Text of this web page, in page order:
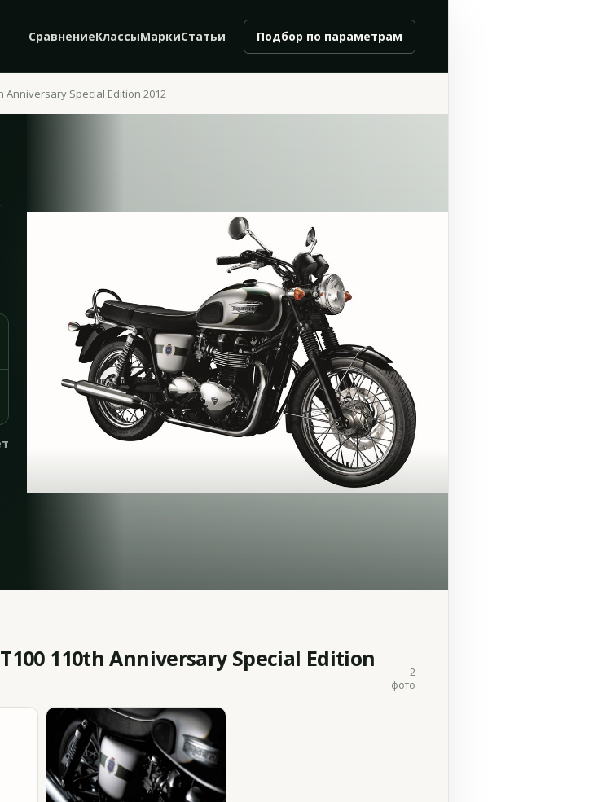
СравнениеКлассыМаркиСтатьи Подбор по параметрам
Anniversary Special Edition 2012
110th Anniversary Special Edition
2
фото